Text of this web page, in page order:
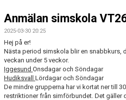
NYHETER
OM VÅR SIMSKOLA
KALENDER
Anmälan simskola
2025-03-30 20:25
Hej på er!
Nästa period simskola blir en snabbkurs,
veckan under 5 veckor.
Iggesund Onsdagar och Söndagar
Hudiksvall Lördagar och Söndagar
De mindre grupperna har vi kortat ner till
restriktioner från simförbundet. Det gäller